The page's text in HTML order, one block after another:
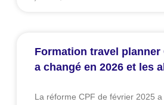
Formation travel planner
a changé en 2026 et les
La réforme CPF de février 2025